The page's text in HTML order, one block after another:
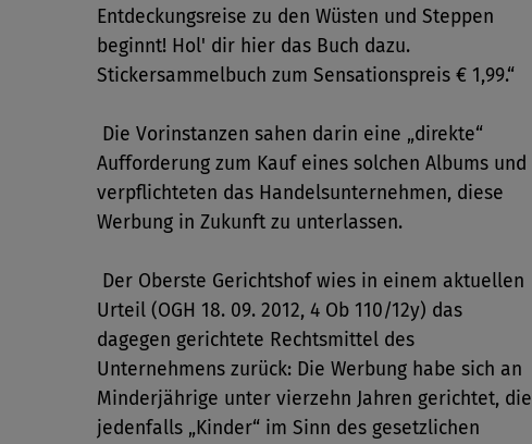
Entdeckungsreise zu den Wüsten und Steppen
beginnt! Hol' dir hier das Buch dazu.
Stickersammelbuch zum Sensationspreis € 1,99.“
Die Vorinstanzen sahen darin eine „direkte“
Aufforderung zum Kauf eines solchen Albums und
verpflichteten das Handelsunternehmen, diese
Werbung in Zukunft zu unterlassen.
Der Oberste Gerichtshof wies in einem aktuellen
Urteil (OGH 18. 09. 2012, 4 Ob 110/12y) das
dagegen gerichtete Rechtsmittel des
Unternehmens zurück: Die Werbung habe sich an
Minderjährige unter vierzehn Jahren gerichtet, die
jedenfalls „Kinder“ im Sinn des gesetzlichen